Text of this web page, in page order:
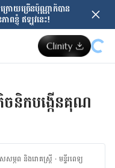
រោយ​ច្រើនប៉ុណ្ណាក៏បាន
ខ្ញុំ ឥឡូវនេះ!
ចនិកបង្កើនគុណ
សម្ភព និងរោគស្ត្រី ·ម​ន្ទីរពេទ្យ